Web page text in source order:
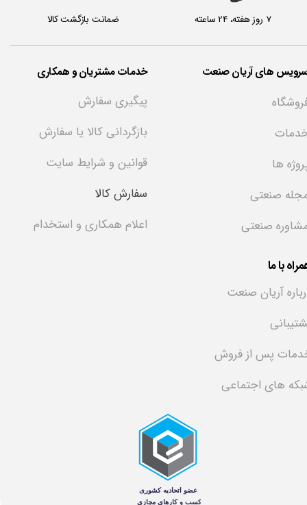
7 روز هفته، 24 ساعته ضمانت بازگشت کالا
های آریان صنعت خدمات مشتریان و همکاری
با ما
ها
صنعتی
صنعتی
پیگیری سفارش
بازگردانی کالا یا سفارش
قوانین و شرایط سایت
سفارش کالا
اعلام همکاری و استخدام
آریان صنعت
پس از فروش
های اجتماعی